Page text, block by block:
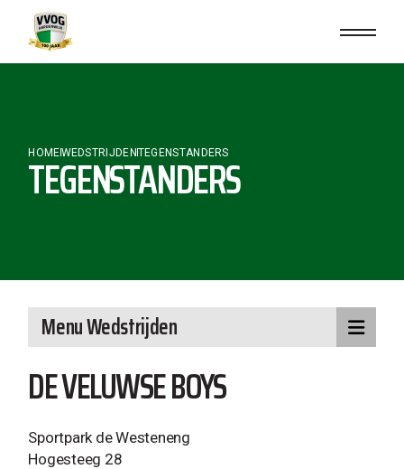
content
HOMEWEDSTRIJDEN TEGENSTANDERS
TEGENSTANDERS
DE VELUWSE BOYS
Sportpark de Westeneng
Hogesteeg 28
Menu Wedstrijden